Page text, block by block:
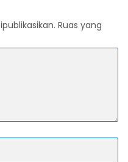
Ruas yang